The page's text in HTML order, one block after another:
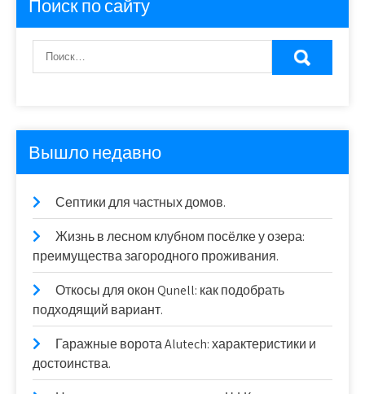
Поиск по сайту
Вышло недавно
Септики для частных домов.
Жизнь в лесном клубном посёлке у озера:
преимущества загородного проживания.
Откосы для окон Qunell: как подобрать
подходящий вариант.
Гаражные ворота Alutech: характеристики и
достоинства.